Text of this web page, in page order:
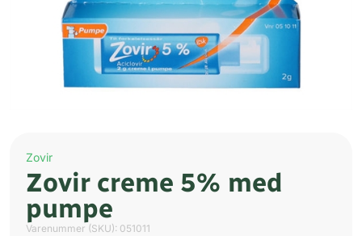
Zovir
Zovir creme 5% med
pumpe
Varenummer (SKU): 051011